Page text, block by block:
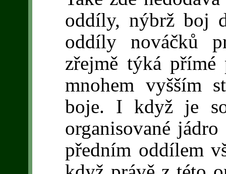
oddíly, nýbrž boj
oddíly nováčků
zřejmě týká přímé
mnohem vyšším
boje. I když je
organisované
předním oddílem